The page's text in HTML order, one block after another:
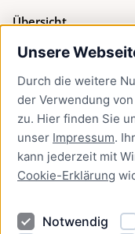
Unsere
Durch die weitere
der Verwendung
zu. Hier finden Sie
unser Impressum.
kann jederzeit mit
Cookie-Erklärung
Notwendig
Übersicht
Bürgerservice
Presse
Newsletter Lübeck:kompakt
Kontakt
Kontakt
Datenschutzhinweise